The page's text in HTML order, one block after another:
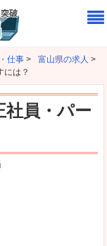
仕事 > 富山県の求人 >
には？
社員・パー